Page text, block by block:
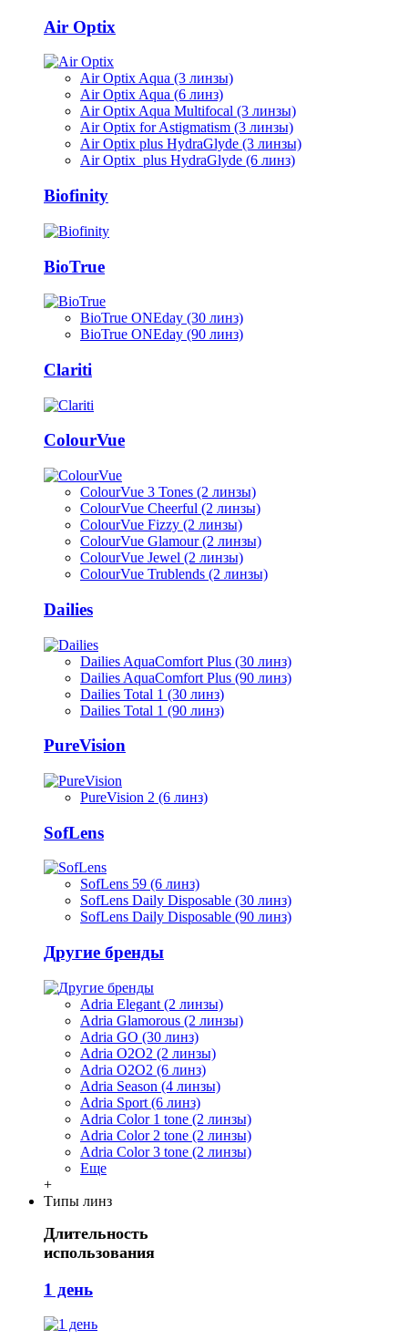
Air Optix
Air Optix Aqua (3 линзы)
Air Optix Aqua (6 линз)
Air Optix Aqua Multifocal (3 линзы)
Air Optix for Astigmatism (3 линзы)
Air Optix plus HydraGlyde (3 линзы)
Air Optix plus HydraGlyde (6 линз)
Biofinity
BioTrue
BioTrue ONEday (30 линз)
BioTrue ONEday (90 линз)
Clariti
ColourVue
ColourVue 3 Tones (2 линзы)
ColourVue Cheerful (2 линзы)
ColourVue Fizzy (2 линзы)
ColourVue Glamour (2 линзы)
ColourVue Jewel (2 линзы)
ColourVue Trublends (2 линзы)
Dailies
Dailies AquaComfort Plus (30 линз)
Dailies AquaComfort Plus (90 линз)
Dailies Total 1 (30 линз)
Dailies Total 1 (90 линз)
PureVision
PureVision 2 (6 линз)
SofLens
SofLens 59 (6 линз)
SofLens Daily Disposable (30 линз)
SofLens Daily Disposable (90 линз)
Другие бренды
Adria Elegant (2 линзы)
Adria Glamorous (2 линзы)
Adria GO (30 линз)
Adria O2O2 (2 линзы)
Adria O2O2 (6 линз)
Adria Season (4 линзы)
Adria Sport (6 линз)
Adria Сolor 1 tone (2 линзы)
Adria Сolor 2 tone (2 линзы)
Adria Сolor 3 tone (2 линзы)
Еще
+
Типы линз
Длительность
использования
1 день